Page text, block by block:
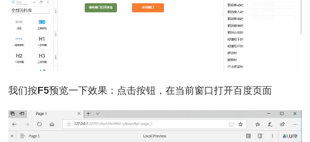
我们按F5预览一下效果：点击按钮，在当前窗口打开百度页面